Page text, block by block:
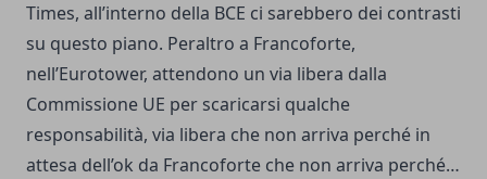
Times, all’interno della BCE ci sarebbero dei contrasti
su questo piano. Peraltro a Francoforte,
nell’Eurotower, attendono un via libera dalla
Commissione UE per scaricarsi qualche
responsabilità, via libera che non arriva perché in
attesa dell’ok da Francoforte che non arriva perché…